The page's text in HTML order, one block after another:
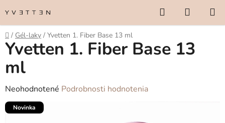
na
obsah
Hľadať
KOŠÍK
Domov
/ Gél-laky / Yvetten 1. Fiber Base 13 ml
Yvetten 1. Fiber Base 13
ml
Priemerné
hodnotenie
produktu
Neohodnotené Podrobnosti hodnotenia
Novinka